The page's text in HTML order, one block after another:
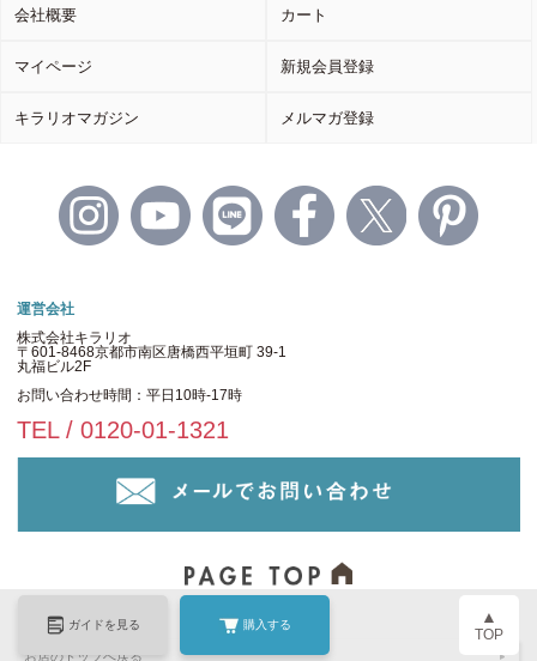
ガイドを見る 購入する ▲
TOP
会社概要 カート
マイページ 新規会員登録
キラリオマガジン メルマガ登録
運営会社
株式会社キラリオ
〒601-8468京都市南区唐橋西平垣町 39-1
丸福ビル2F
お問い合わせ時間：平日10時-17時
TEL / 0120-01-1321
お店のトップへ戻る